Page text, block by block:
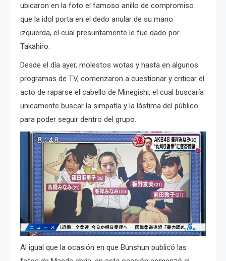
ubicaron en la foto el famoso anillo de compromiso
que la idol porta en el dedo anular de su mano
izquierda, el cual presuntamente le fue dado por
Takahiro.
Desde el día ayer, molestos wotas y hasta en algunos
programas de TV, comenzaron a cuestionar y criticar el
acto de raparse el cabello de Minegishi, el cual buscaría
unicamente buscar la simpatía y la lástima del público
para poder seguir dentro del grupo.
Al igual que la ocasión en que Bunshun publicó las